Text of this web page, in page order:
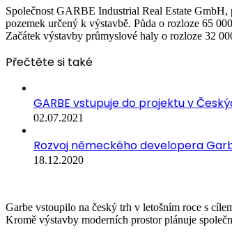
Společnost GARBE Industrial Real Estate
pozemek určený k výstavbě. Půda o rozloze 65
Začátek výstavby průmyslové haly o rozloze 32
Přečtěte si také
GARBE vstupuje do projektu v
02.07.2021
Rozvoj německého developera
18.12.2020
Garbe vstoupilo na český trh v letošním roce s
Kromě výstavby moderních prostor plánuje